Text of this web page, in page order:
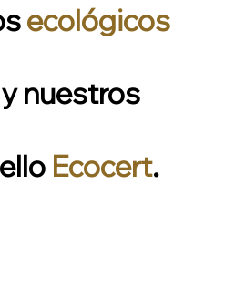
ecológicos
nuestros
Ecocert.